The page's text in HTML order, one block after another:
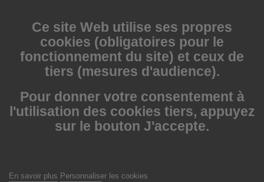
Ce site Web utilise ses propres
cookies (obligatoires pour le
fonctionnement du site) et ceux de
tiers (mesures d'audience).
Pour donner votre consentement à
l'utilisation des cookies tiers, appuyez
sur le bouton J'accepte.
En savoir plus Personnaliser les cookies